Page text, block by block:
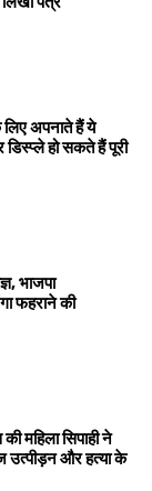
अपनाते हैं ये
हो सकते हैं पूरी
भाजपा
फहराने की
महिला सिपाही ने
उत्पीड़न और हत्या के